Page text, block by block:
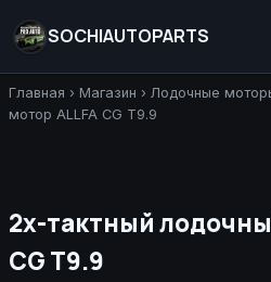
SOCHIAUTOPARTS
Главная › Магазин › Лодочные
мотор ALLFA CG T9.9
2х-тактный
CG T9.9